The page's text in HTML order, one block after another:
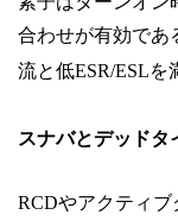
合わせが有効であ
流と低ESR/ESLを
スナバとデッドタ
RCDやアクティ